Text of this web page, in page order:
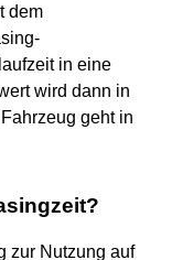
dem
in eine
wird dann in
geht in
zur Nutzung auf